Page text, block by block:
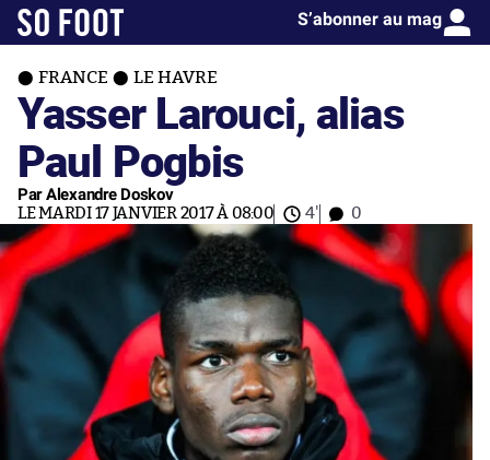
S’abonner au mag
FRANCE LE HAVRE
Yasser Larouci, alias
Paul Pogbis
Par Alexandre Doskov
LE MARDI 17 JANVIER 2017 À 08:00 4' 0